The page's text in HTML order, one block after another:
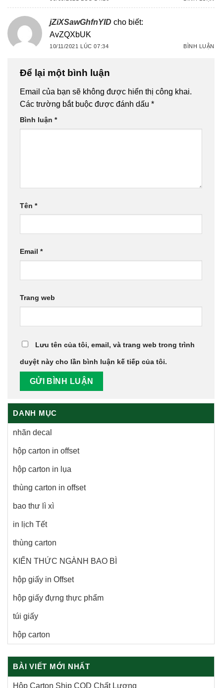
jZiXSawGhfnYID cho biết:
AvZQXbUK
10/11/2021 LÚC 07:34 BÌNH LUẬN
Để lại một bình luận
Email của bạn sẽ không được hiển thị công khai.
Các trường bắt buộc được đánh dấu *
Bình luận *
Tên *
Email *
Trang web
Lưu tên của tôi, email, và trang web trong trình
duyệt này cho lần bình luận kế tiếp của tôi.
DANH MỤC
nhãn decal
hộp carton in offset
hộp carton in lụa
thùng carton in offset
bao thư lì xì
in lịch Tết
thùng carton
KIẾN THỨC NGÀNH BAO BÌ
hộp giấy in Offset
hộp giấy đựng thực phẩm
túi giấy
hộp carton
BÀI VIẾT MỚI NHẤT
Hộp Carton Ship COD Chất Lượng